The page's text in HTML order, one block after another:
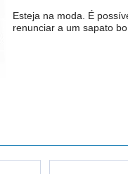
Esteja na moda. É
renunciar a um sapato